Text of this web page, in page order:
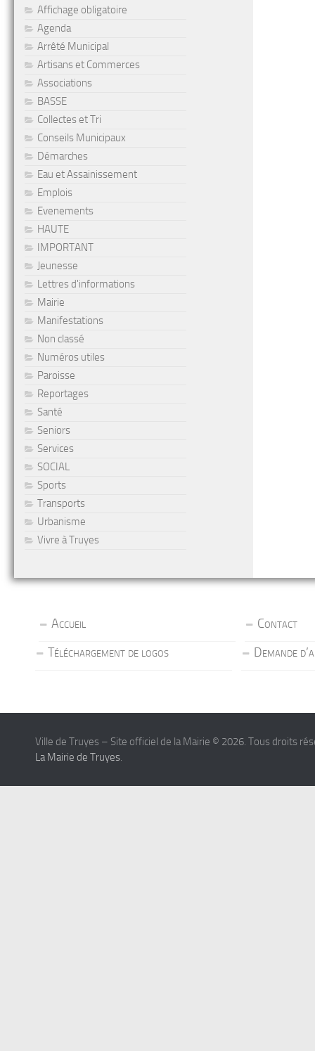
Affichage obligatoire
Agenda
Arrêté Municipal
Artisans et Commerces
Associations
BASSE
Collectes et Tri
Conseils Municipaux
Démarches
Eau et Assainissement
Emplois
Evenements
HAUTE
IMPORTANT
Jeunesse
Lettres d'informations
Mairie
Manifestations
Non classé
Numéros utiles
Paroisse
Reportages
Santé
Seniors
Services
SOCIAL
Sports
Transports
Urbanisme
Vivre à Truyes
Accueil
Contact
Téléchargement de logos
Demande
Ville de Truyes – Site officiel de la Mairie © 2026. Tous droits
La Mairie de Truyes.